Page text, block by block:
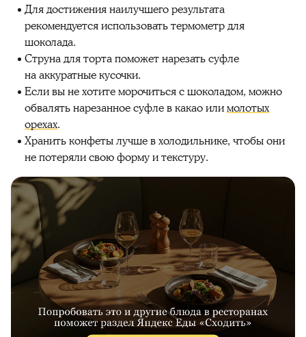
Для достижения наилучшего результата
рекомендуется использовать термометр для
шоколада.
Струна для торта поможет нарезать суфле
на аккуратные кусочки.
Если вы не хотите морочиться с шоколадом, можно
обвалять нарезанное суфле в какао илимолотых
орехах.
Хранить конфеты лучше в холодильнике, чтобы они
не потеряли свою форму и текстуру.